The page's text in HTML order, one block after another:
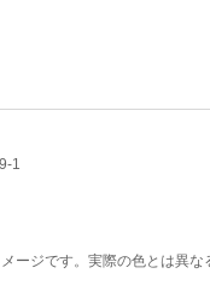
1
ージです。実際の色とは異な